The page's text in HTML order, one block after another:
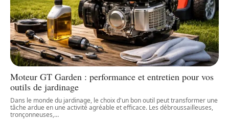
Moteur GT Garden : performance et entretien pour vos
outils de jardinage
Dans le monde du jardinage, le choix d'un bon outil peut transformer une
tâche ardue en une activité agréable et efficace. Les débroussailleuses,
tronçonneuses,…